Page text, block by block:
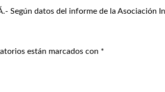
Según datos del informe de la Asociación
están marcados con *